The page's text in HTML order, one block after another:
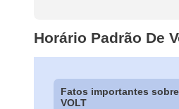
Horário Padrão De
Fatos importantes
VOLT